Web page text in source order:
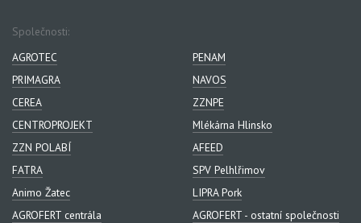
Společnosti:
AGROTEC
PENAM
PRIMAGRA
NAVOS
CEREA
ZZNPE
CENTROPROJEKT
Mlékárna Hlinsko
ZZN POLABÍ
AFEED
FATRA
SPV Pelhlřimov
Animo Žatec
LIPRA Pork
AGROFERT centrála
AGROFERT - ostatní společnosti